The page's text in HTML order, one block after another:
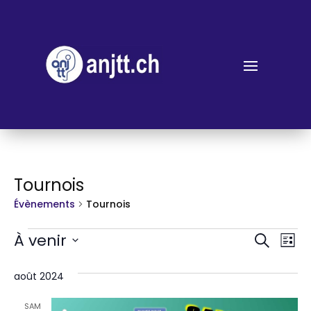
Tournois
Évènements Tournois
Évènements
et
Liste
À venir
une
août 2024
SAM